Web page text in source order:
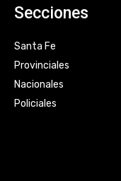
Secciones
Santa Fe
Provinciales
Nacionales
Policiales